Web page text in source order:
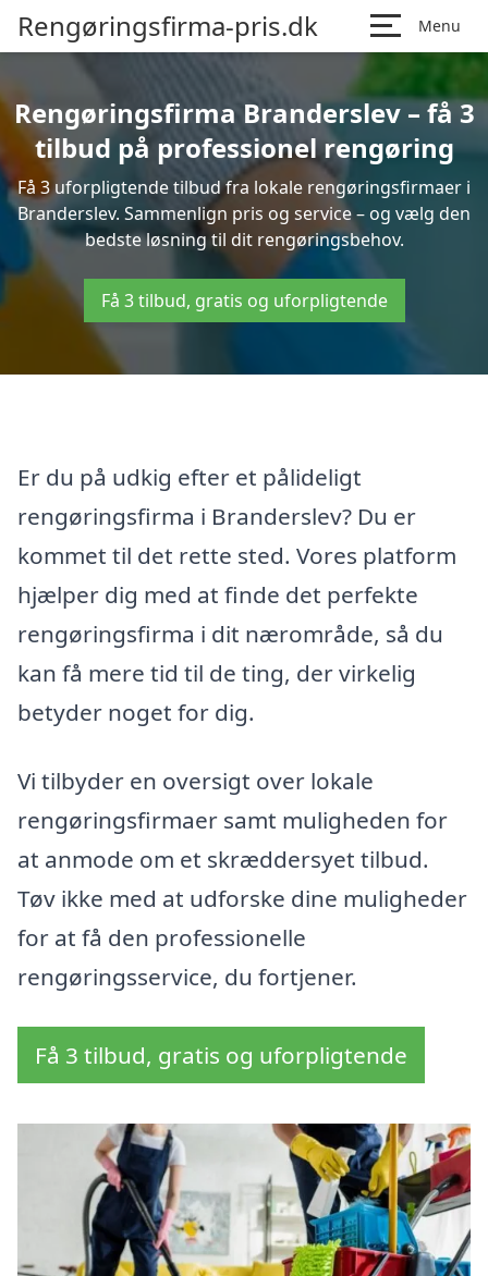
Rengøringsfirma-pris.dk Menu
Rengøringsfirma Branderslev – få 3
tilbud på professionel rengøring
Få 3 uforpligtende tilbud fra lokale rengøringsfirmaer i
Branderslev. Sammenlign pris og service – og vælg den
bedste løsning til dit rengøringsbehov.
Få 3 tilbud, gratis og uforpligtende
Er du på udkig efter et pålideligt
rengøringsfirma i Branderslev? Du er
kommet til det rette sted. Vores platform
hjælper dig med at finde det perfekte
rengøringsfirma i dit nærområde, så du
kan få mere tid til de ting, der virkelig
betyder noget for dig.
Vi tilbyder en oversigt over lokale
rengøringsfirmaer samt muligheden for
at anmode om et skræddersyet tilbud.
Tøv ikke med at udforske dine muligheder
for at få den professionelle
rengøringsservice, du fortjener.
Få 3 tilbud, gratis og uforpligtende